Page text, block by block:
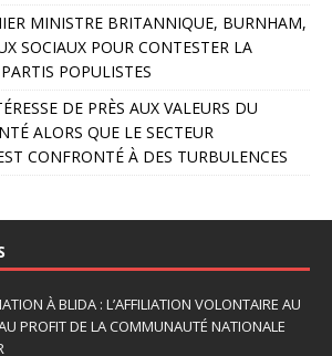
MINISTRE BRITANNIQUE, BURNHAM,
SOCIAUX POUR CONTESTER LA
POPULISTES
DE PRÈS AUX VALEURS DU
ALORS QUE LE SECTEUR
CONFRONTÉ À DES TURBULENCES
À BLIDA : L’AFFILIATION VOLONTAIRE AU
PROFIT DE LA COMMUNAUTÉ NATIONALE